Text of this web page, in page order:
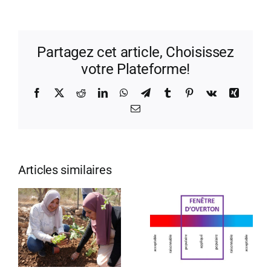
Partagez cet article, Choisissez
votre Plateforme!
Facebook
X RedditLinkedInWhatsApp
TelegramTumblr Pinterest
Vk
Xing
Email
Articles similaires